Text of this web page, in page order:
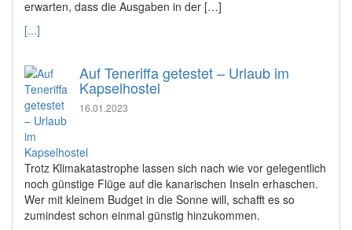
erwarten, dass die Ausgaben in der […]
[...]
Auf Teneriffa getestet – Urlaub im
Kapselhostel
16.01.2023
Trotz Klimakatastrophe lassen sich nach wie vor gelegentlich
noch günstige Flüge auf die kanarischen Inseln erhaschen.
Wer mit kleinem Budget in die Sonne will, schafft es so
zumindest schon einmal günstig hinzukommen.